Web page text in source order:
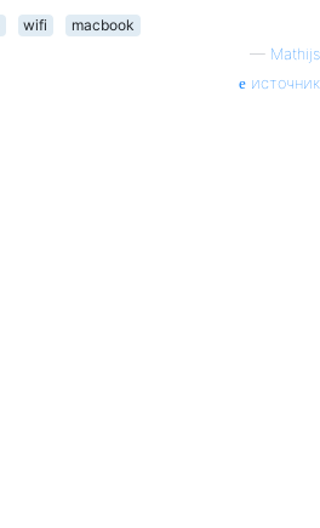
wifi
macbook
— Mathijs
источник